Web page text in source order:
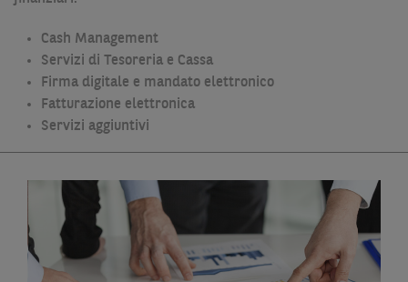
Cash Management
Servizi di Tesoreria e Cassa
Firma digitale e mandato elettronico
Fatturazione elettronica
Servizi aggiuntivi